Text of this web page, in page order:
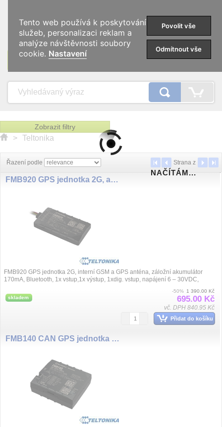
KATEGORIE
Zobrazit filtry
> Teltonika
Řazení podle Strana z
NAČÍTÁM...
FMB920 GPS jednotka 2G, aku.170mA, BT
FMB920 GPS jednotka 2G, interní GSM a GPS anténa, záložní akumulátor
170mA, Bluetooth, 1x vstup,1x výstup, 1xdig. vstup, napájení 6 – 30VDC,
skladem
-50% 1 390.00 Kč
695.00 Kč
vč. DPH 840.95 Kč
Přidat do košíku
FMB140 CAN GPS jednotka 2G, aku. 170mA, BT
Tento web používá k poskytování
služeb, personalizaci reklam a
analýze návštěvnosti soubory
cookie. Nastavení
Povolit vše
Odmítnout vše